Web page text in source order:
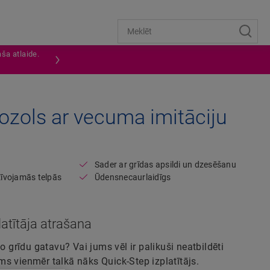
atlaide.
Open image in lightbox
ar vecuma imitāciju
telpās
Sader ar grīdas apsildi un dzesēšanu
Ūdensnecaurlaidīgs
atrašana
grīdu gatavu? Vai jums vēl ir palikuši neatbildēti
vienmēr talkā nāks Quick-Step izplatītājs.